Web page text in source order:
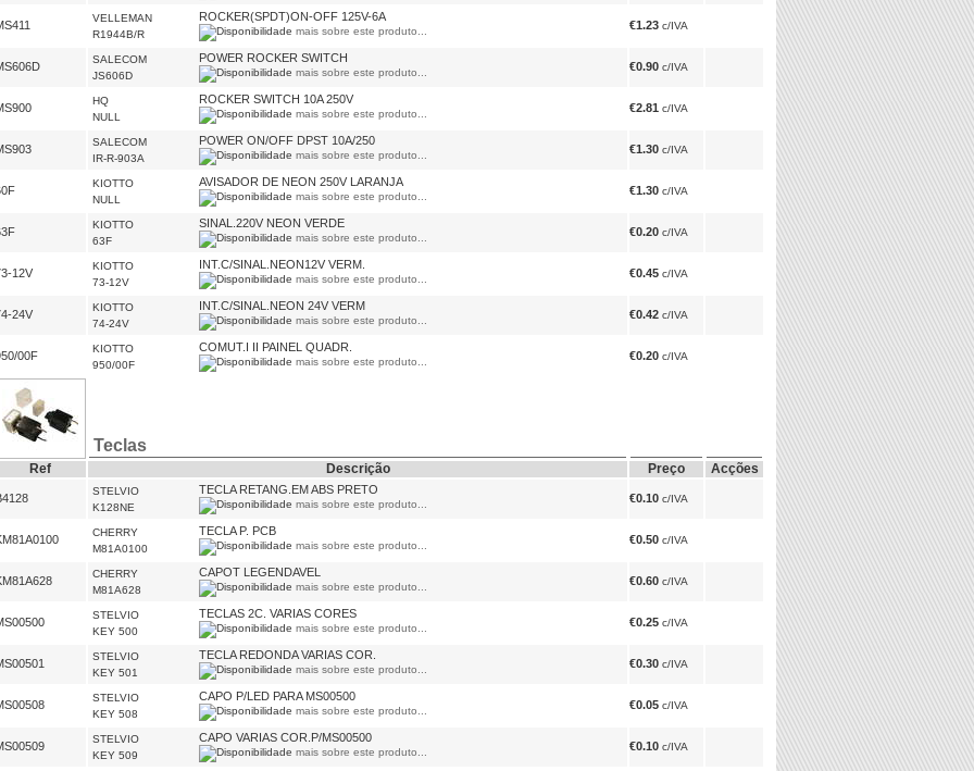
VELLEMAN
R1944B/R
ROCKER(SPDT)ON-OFF 125V-6A
mais sobre este produto... €1.23 c/IVA
SALECOM
JS606D
POWER ROCKER SWITCH
mais sobre este produto... €0.90 c/IVA
HQ
NULL
ROCKER SWITCH 10A 250V
mais sobre este produto... €2.81 c/IVA
SALECOM
IR-R-903A
POWER ON/OFF DPST 10A/250
mais sobre este produto... €1.30 c/IVA
KIOTTO
NULL
AVISADOR DE NEON 250V LARANJA
mais sobre este produto... €1.30 c/IVA
KIOTTO
63F
SINAL.220V NEON VERDE
mais sobre este produto... €0.20 c/IVA
12V
KIOTTO
73-12V
INT.C/SINAL.NEON12V VERM.
mais sobre este produto... €0.45 c/IVA
24V
KIOTTO
74-24V
INT.C/SINAL.NEON 24V VERM
mais sobre este produto... €0.42 c/IVA
00F
KIOTTO
950/00F
COMUT.I II PAINEL QUADR.
mais sobre este produto... €0.20 c/IVA
Teclas
Ref Descrição Preço Acções
STELVIO
K128NE
TECLA RETANG.EM ABS PRETO
mais sobre este produto... €0.10 c/IVA
CHERRY
M81A0100
TECLA P. PCB
mais sobre este produto... €0.50 c/IVA
CHERRY
M81A628
CAPOT LEGENDAVEL
mais sobre este produto... €0.60 c/IVA
STELVIO
KEY 500
TECLAS 2C. VARIAS CORES
mais sobre este produto... €0.25 c/IVA
STELVIO
KEY 501
TECLA REDONDA VARIAS COR.
mais sobre este produto... €0.30 c/IVA
STELVIO
KEY 508
CAPO P/LED PARA MS00500
mais sobre este produto... €0.05 c/IVA
STELVIO
KEY 509
CAPO VARIAS COR.P/MS00500
mais sobre este produto... €0.10 c/IVA